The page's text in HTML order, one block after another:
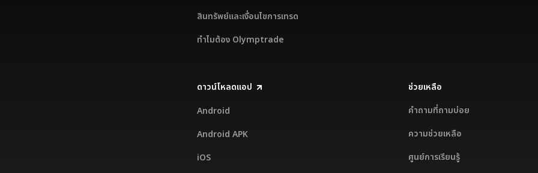
สินทรัพย์และเงื่อนไขการเทรด
ทำไมต้อง Olymptrade
ดาวน์โหลดแอป
Android
Android APK
iOS
ช่วยเหลือ
คำถามที่ถามบ่อย
ความช่วยเหลือ
ศูนย์การเรียนรู้